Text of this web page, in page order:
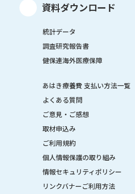
資料ダウンロード
統計データ
調査研究報告書
健保連海外医療保障
あはき療養費 支払い方法一覧
よくある質問
ご意見・ご感想
取材申込み
ご利用規約
個人情報保護の取り組み
情報セキュリティポリシー
リンクバナーご利用方法